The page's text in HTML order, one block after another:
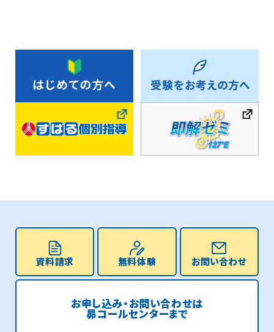
資料請求 無料体験 お問い合わせ
お申し込み・お問い合わせは
昴コールセンターまで